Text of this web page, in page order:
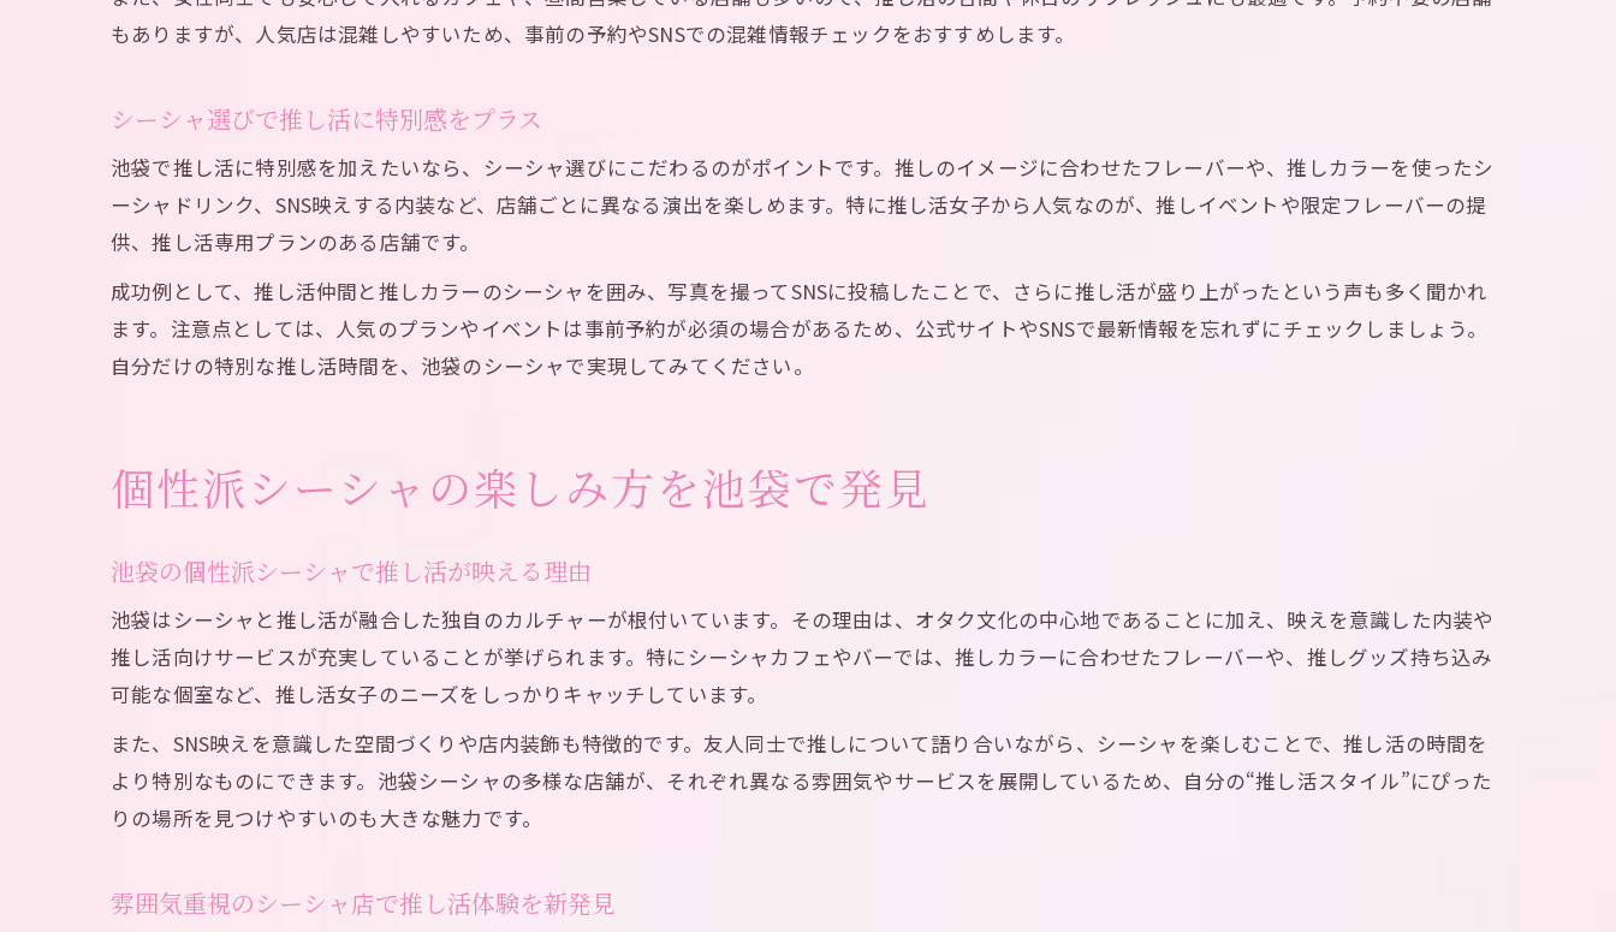
もありますが、人気店は混雑しやすいため、事前の予約やSNSでの混雑情報チェックをおすすめします。
シーシャ選びで推し活に特別感をプラス
池袋で推し活に特別感を加えたいなら、シーシャ選びにこだわるのがポイントです。推しのイメージに合わせたフレーバーや、推しカラーを使ったシ
ーシャドリンク、SNS映えする内装など、店舗ごとに異なる演出を楽しめます。特に推し活女子から人気なのが、推しイベントや限定フレーバーの提
供、推し活専用プランのある店舗です。
成功例として、推し活仲間と推しカラーのシーシャを囲み、写真を撮ってSNSに投稿したことで、さらに推し活が盛り上がったという声も多く聞かれ
ます。注意点としては、人気のプランやイベントは事前予約が必須の場合があるため、公式サイトやSNSで最新情報を忘れずにチェックしましょう。
自分だけの特別な推し活時間を、池袋のシーシャで実現してみてください。
個性派シーシャの楽しみ方を池袋で発見
池袋の個性派シーシャで推し活が映える理由
池袋はシーシャと推し活が融合した独自のカルチャーが根付いています。その理由は、オタク文化の中心地であることに加え、映えを意識した内装や
推し活向けサービスが充実していることが挙げられます。特にシーシャカフェやバーでは、推しカラーに合わせたフレーバーや、推しグッズ持ち込み
可能な個室など、推し活女子のニーズをしっかりキャッチしています。
また、SNS映えを意識した空間づくりや店内装飾も特徴的です。友人同士で推しについて語り合いながら、シーシャを楽しむことで、推し活の時間を
より特別なものにできます。池袋シーシャの多様な店舗が、それぞれ異なる雰囲気やサービスを展開しているため、自分の“推し活スタイル”にぴった
りの場所を見つけやすいのも大きな魅力です。
雰囲気重視のシーシャ店で推し活体験を新発見